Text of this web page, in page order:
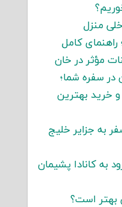
منزل
راهنمای کامل
مؤثر در خان
در سفره شما؛
خرید بهترین
به جزایر خلیج
به کانادا پشیمان
بهتر است؟